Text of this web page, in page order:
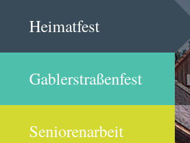
Heimatfest
Gablerstraßenfest
Seniorenarbeit